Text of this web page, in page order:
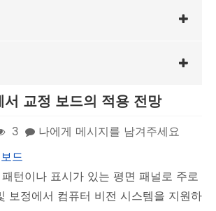
교정 보드의 적용 전망
3
나에게 메시지를 남겨주세요
드
턴이나 표시가 있는 평면 패널로 주로
보정에서 컴퓨터 비전 시스템을 지원하